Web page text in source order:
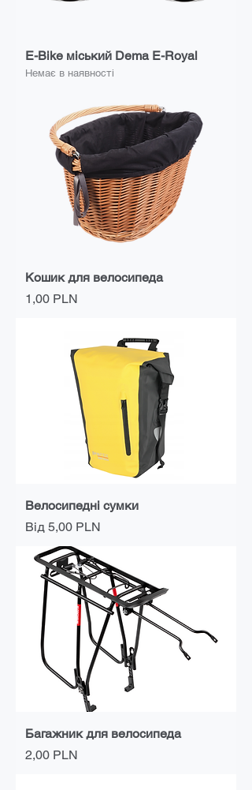
E-Bike міський Dema E-Royal
Немає в наявності
Кошик для велосипеда
Ціна
1,00 PLN
Велосипедні сумки
Від 5,00 PLN
За розпродажем
Багажник для велосипеда
Ціна
2,00 PLN